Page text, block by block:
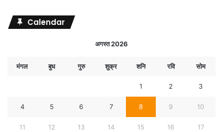
Calendar
अगस्त 2026
मंगल बुध गुरु शुक्र शनि रवि सोम
1 2 3
4 5 6 7 8 9 10
11 12 13 14 15 16 17